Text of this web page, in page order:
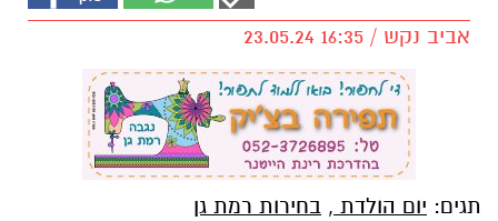
אביב נקש / 16:35 23.05.24
תגים: יום הולדת , בחירות רמת גן